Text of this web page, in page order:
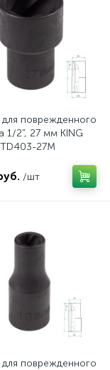
для поврежденного
1/2", 27 мм KING
27M
/шт
для поврежденного